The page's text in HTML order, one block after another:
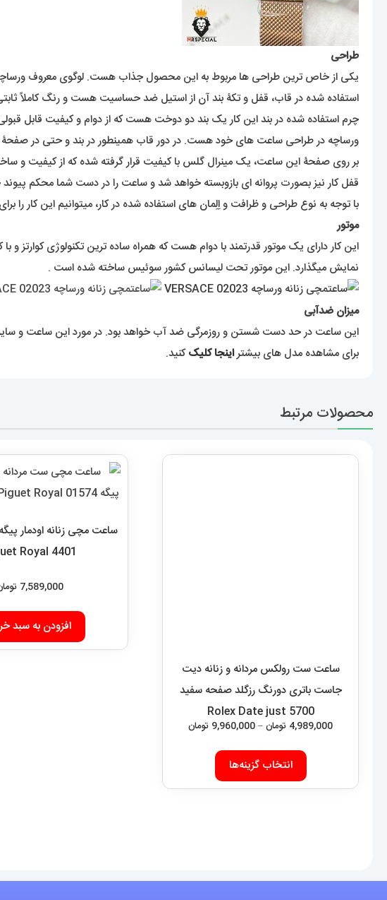
طراحی
یکی از خاص ترین طراحی ها مربوط به این محصول جذاب هست. لوگوی معروف ورساچه
استفاده شده در قاب، قفل و تکۀ بند آن از استیل ضد حساسیت هست و رنگ کاملاً
چرم استفاده شده در بند این کار یک بند دو دوخت هست که از دوام و کیفیت قابل قبولی
ورساچه در طراحی ساعت های خود هست. در دور قاب همینطور در بند و حتی در
بر روی صفحۀ این ساعت، یک مینرال گلس با کیفیت قرار گرفته شده که از کیفیت و
قفل کار نیز بصورت پروانه ای بازوبسته خواهد شد و ساعت را در دست شما محکم پیوند
با توجه به نوع طراحی و ظرافت و اِلِمان های استفاده شده در کار، میتوانیم این کار را
موتور
این کار دارای یک موتور قدرتمند با دوام هست که همراه ساده ترین تکنولوژی
نمایش میگذارد. این موتور تحت لیسانس کشور سوئیس ساخته شده است .
میزان ضدآبی
این ساعت در حد دست شستن و روزمرگی ضد آب خواهد بود. در مورد این ساعت و سایر
برای مشاهده مدل های بیشتراینجا کلیککنید.
محصولات مرتبط
ساعت ست رولکس مردانه و زنانه دیت
جاست باتری دورنگ رزگلد صفحه سفید
5700 Rolex Date just
4,989,000 تومان–
9,960,000 تومانمحدوده
انتخاب گزینه‌ها
محصول
دارای
باشد.
Royal 4401
7,589,000
افزودن به سبد